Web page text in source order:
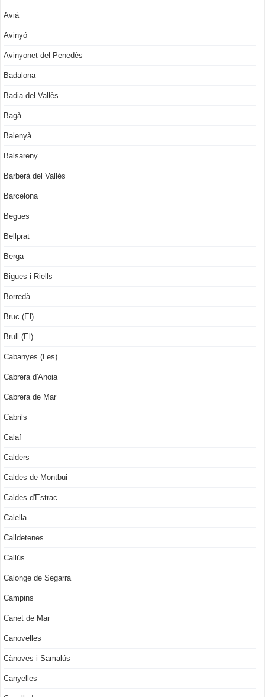
Avià
Avinyó
Avinyonet del Penedès
Badalona
Badia del Vallès
Bagà
Balenyà
Balsareny
Barberà del Vallès
Barcelona
Begues
Bellprat
Berga
Bigues i Riells
Borredà
Bruc (El)
Brull (El)
Cabanyes (Les)
Cabrera d'Anoia
Cabrera de Mar
Cabrils
Calaf
Calders
Caldes de Montbui
Caldes d'Estrac
Calella
Calldetenes
Callús
Calonge de Segarra
Campins
Canet de Mar
Canovelles
Cànoves i Samalús
Canyelles